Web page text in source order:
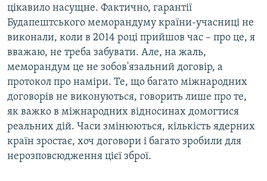
цікавило насущне. Фактично, гарантії
Будапештського меморандуму країни-учасниці не
виконали, коли в 2014 році прийшов час – про це, я
вважаю, не треба забувати. Але, на жаль,
меморандум це не зобов'язальний договір, а
протокол про наміри. Те, що багато міжнародних
договорів не виконуються, говорить лише про те,
як важко в міжнародних відносинах домогтися
реальних дій. Часи змінюються, кількість ядерних
країн зростає, хоч договори і багато зробили для
нерозповсюдження цієї зброї.